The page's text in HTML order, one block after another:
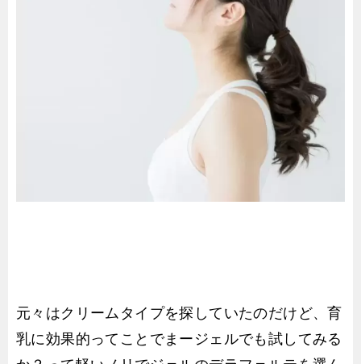
元々はクリームタイプを探していたのだけど、育
乳に効果的ってことでまージェルでも試してみる